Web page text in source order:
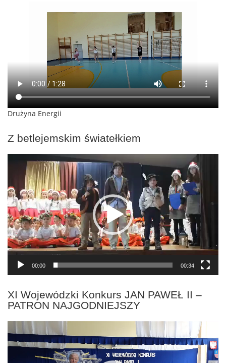
Drużyna Energii
Z betlejemskim światełkiem
Odtwarzacz
00:00 00:34
XI Wojewódzki Konkurs JAN PAWEŁ II –
PATRON NAJGODNIEJSZY
Odtwarzacz
video